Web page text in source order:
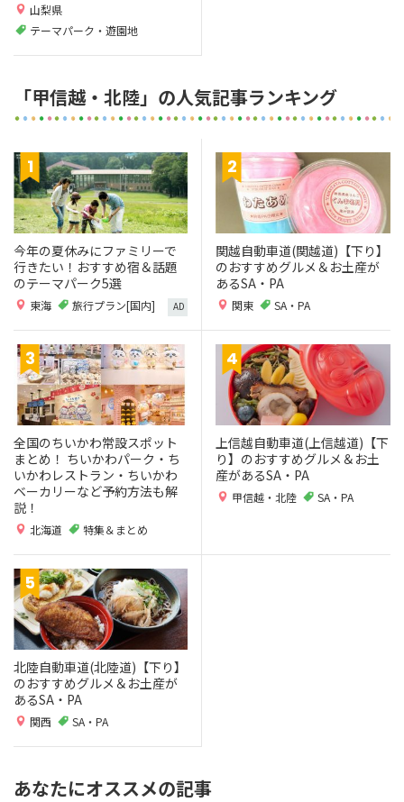
山梨県
テーマパーク・遊園地
「甲信越・北陸」の人気記事ランキング
今年の夏休みにファミリーで
行きたい！おすすめ宿＆話題
のテーマパーク5選
東海 旅行プラン[国内] AD
関越自動車道(関越道)【下り】
のおすすめグルメ＆お土産が
あるSA・PA
関東 SA・PA
全国のちいかわ常設スポット
まとめ！ ちいかわパーク・ち
いかわレストラン・ちいかわ
ベーカリーなど予約方法も解
説！
北海道 特集＆まとめ
上信越自動車道(上信越道)【下
り】のおすすめグルメ＆お土
産があるSA・PA
甲信越・北陸 SA・PA
北陸自動車道(北陸道)【下り】
のおすすめグルメ＆お土産が
あるSA・PA
関西 SA・PA
あなたにオススメの記事